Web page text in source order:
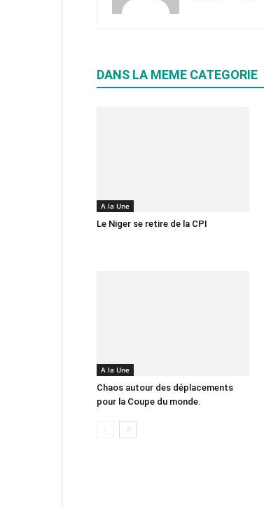
DANS LA MEME CATEGORIE
A la Une
Le Niger se retire de la CPI
A la Une
Chaos autour des déplacements
pour la Coupe du monde.